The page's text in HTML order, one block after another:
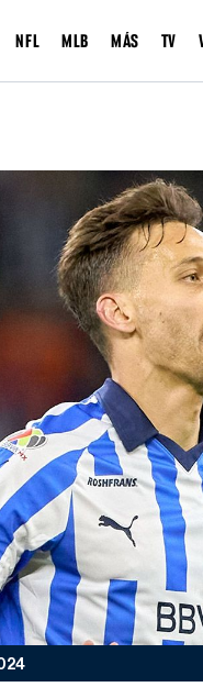
NFL MLB MÁS TV